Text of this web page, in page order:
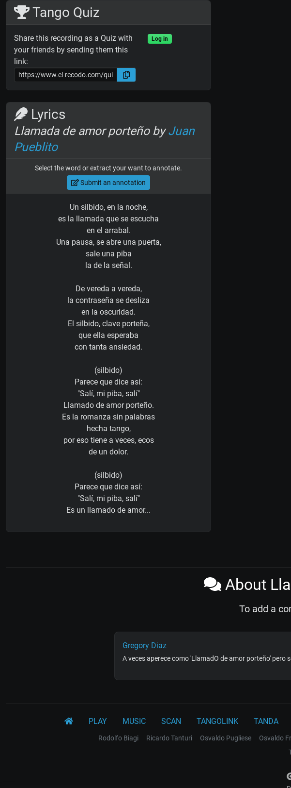
Tango Quiz
Share this recording as a Quiz with
your friends by sending them this
link:
Log in
Lyrics
Llamada de amor porteño byJuan
Pueblito
Select the word or extract your want to annotate.
Submit an annotation
Un silbido, en la noche,
es la llamada que se escucha
en el arrabal.
Una pausa, se abre una puerta,
sale una piba
la de la señal.
De vereda a vereda,
la contraseña se desliza
en la oscuridad.
El silbido, clave porteña,
que ella esperaba
con tanta ansiedad.
(silbido)
Parece que dice así:
"Salí, mi piba, salí"
Llamado de amor porteño.
Es la romanza sin palabras
hecha tango,
por eso tiene a veces, ecos
de un dolor.
(silbido)
Parece que dice así:
"Salí, mi piba, salí"
Es un llamado de amor...
About
To add a
Gregory Diaz
A veces aperece como 'LlamadO de amor porteño'
PLAY MUSIC SCAN TANGOLINK TANDA
Rodolfo Biagi Ricardo Tanturi Osvaldo Pugliese Osvaldo